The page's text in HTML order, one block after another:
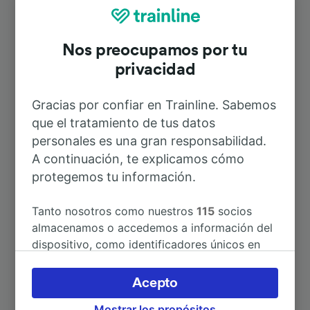
Schwarzenberg
A Múnich Hbf 4h 23min
A Baden-Baden 1h 2min
A París
A Berlín 6h 20min
A Breitenbrunn (Erzg) 8h 42min
Nos preocupamos por tu
privacidad
Gracias por confiar en Trainline. Sabemos
que el tratamiento de tus datos
personales es una gran responsabilidad.
A continuación, te explicamos cómo
protegemos tu información.
Tanto nosotros como nuestros115 socios
almacenamos o accedemos a información del
dispositivo, como identificadores únicos en
Puedes aceptar o administrar tus preferencias
haciendo clic abajo, incluido el derecho de
Acepto